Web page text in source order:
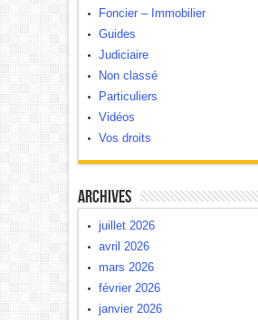
Foncier – Immobilier
Guides
Judiciaire
Non classé
Particuliers
Vidéos
Vos droits
Archives
juillet 2026
avril 2026
mars 2026
février 2026
janvier 2026